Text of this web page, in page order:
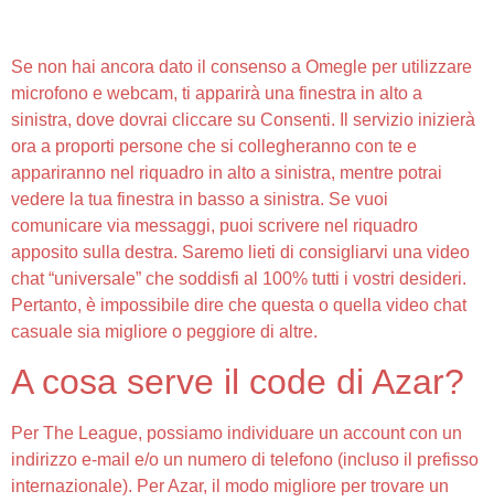
Se non hai ancora dato il consenso a Omegle per utilizzare
microfono e webcam, ti apparirà una finestra in alto a
sinistra, dove dovrai cliccare su Consenti. Il servizio inizierà
ora a proporti persone che si collegheranno con te e
appariranno nel riquadro in alto a sinistra, mentre potrai
vedere la tua finestra in basso a sinistra. Se vuoi
comunicare via messaggi, puoi scrivere nel riquadro
apposito sulla destra. Saremo lieti di consigliarvi una video
chat “universale” che soddisfi al 100% tutti i vostri desideri.
Pertanto, è impossibile dire che questa o quella video chat
casuale sia migliore o peggiore di altre.
A cosa serve il code di Azar?
Per The League, possiamo individuare un account con un
indirizzo e-mail e/o un numero di telefono (incluso il prefisso
internazionale). Per Azar, il modo migliore per trovare un